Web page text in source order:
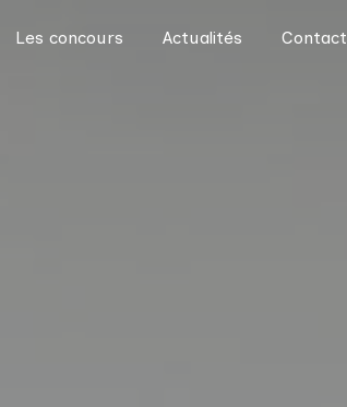
Les concours Actualités Contact